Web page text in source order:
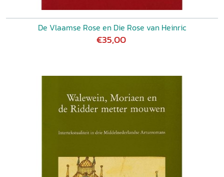
De Vlaamse Rose en Die Rose van Heinric
€35,00